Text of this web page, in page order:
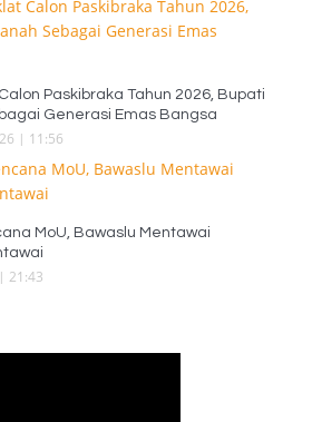
Paskibraka Tahun 2026, Bupati
Generasi Emas Bangsa
| 11:56
MoU, Bawaslu Mentawai
21:43